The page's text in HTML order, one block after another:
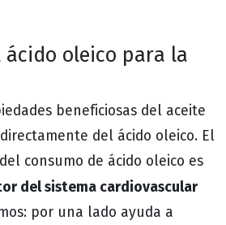
ácido oleico para la
beneficiosas del aceite
del ácido oleico. El
consumo de ácido oleico es
del sistema cardiovascular
por una lado ayuda a